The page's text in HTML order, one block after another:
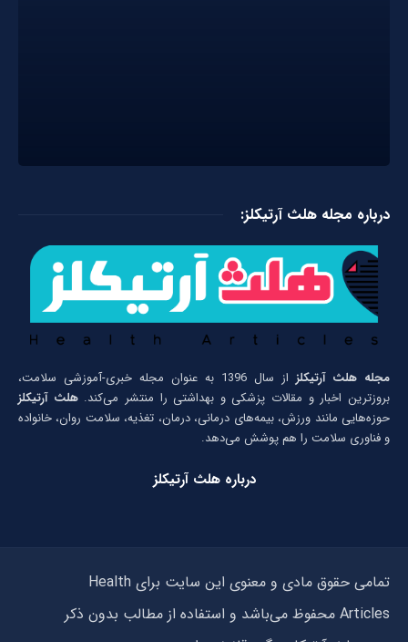
درباره مجله هلث آرتیکلز:
مجله هلث آرتیکلز
از سال 1396 به عنوان مجله خبری-آموزشی سلامت،
بروزترین اخبار و مقالات پزشکی و بهداشتی را منتشر می‌کند.هلث آرتیکلز
حوزه‌هایی مانند ورزش، بیمه‌های درمانی، درمان، تغذیه، سلامت روان، خانواده
و فناوری سلامت را هم پوشش می‌دهد.
درباره هلث آرتیکلز
تمامی حقوق مادی و معنوی این سایت برای Health
Articles محفوظ می‌باشد و استفاده از مطالب بدون ذکر